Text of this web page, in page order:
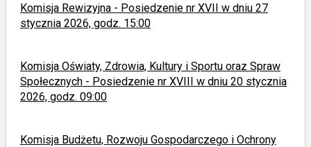
Komisja Rewizyjna - Posiedzenie nr XVII w dniu 27
stycznia 2026, godz. 15:00
Komisja Oświaty, Zdrowia, Kultury i Sportu oraz Spraw
Społecznych - Posiedzenie nr XVIII w dniu 20 stycznia
2026, godz. 09:00
Komisja Budżetu, Rozwoju Gospodarczego i Ochrony